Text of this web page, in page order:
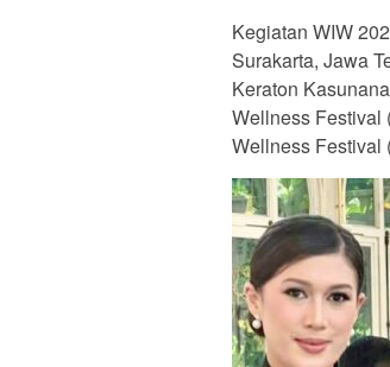
Kegiatan WIW
Surakarta, Jawa
Keraton
Wellness Festival
Wellness Festival